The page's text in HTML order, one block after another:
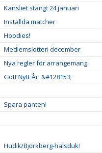
Kansliet stängt 24 januari
Inställda matcher
Hoodies!
Medlemslotteri december
Nya regler för arrangemang
Gott Nytt År! &#128153;
Spara panten!
Hudik/Björkberg-halsduk!